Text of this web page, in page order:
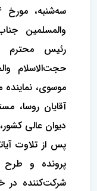
والمسلمین
رئیس محترم
حجت‌الاسلام‌
موسوی،
آقایان روسا،
دیوان عالی
پس از تلاوت
‌پرونده و
شرکت‌‌کننده در